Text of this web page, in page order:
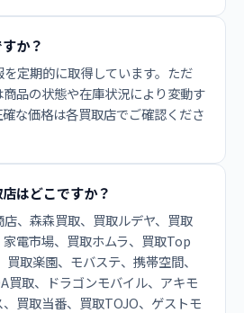
か？
定期的に取得しています。ただ
品の状態や在庫状況により変動す
な価格は各買取店でご確認くださ
はどこですか？
、森森買取、買取ルデヤ、買取
電市場、買取ホムラ、買取Top
取楽園、モバステ、携帯空間、
買取、ドラゴンモバイル、アキモ
買取当番、買取TOJO、ゲストモ